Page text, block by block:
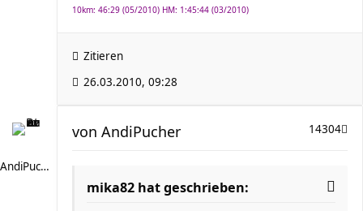
10km: 46:29 (05/2010) HM: 1:45:44 (03/2010)
Zitieren
26.03.2010, 09:28
AndiPucher
14304
von AndiPucher
mika82 hat geschrieben: